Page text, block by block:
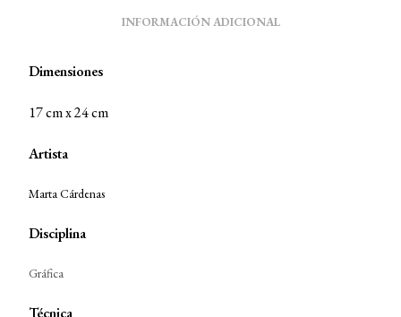
INFORMACIÓN ADICIONAL
Dimensiones
17 cm x 24 cm
Artista
Marta Cárdenas
Disciplina
Gráfica
Técnica